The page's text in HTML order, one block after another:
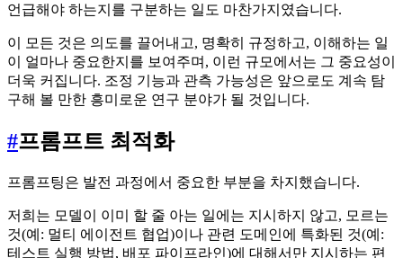
언급해야 하는지를 구분하는 일도 마찬가지였습니다.
이 모든 것은 의도를 끌어내고, 명확히 규정하고, 이해하는 일
이 얼마나 중요한지를 보여주며, 이런 규모에서는 그 중요성이
더욱 커집니다. 조정 기능과 관측 가능성은 앞으로도 계속 탐
구해 볼 만한 흥미로운 연구 분야가 될 것입니다.
#프롬프트 최적화
프롬프팅은 발전 과정에서 중요한 부분을 차지했습니다.
저희는 모델이 이미 할 줄 아는 일에는 지시하지 않고, 모르는
것(예: 멀티 에이전트 협업)이나 관련 도메인에 특화된 것(예:
테스트 실행 방법, 배포 파이프라인)에 대해서만 지시하는 편